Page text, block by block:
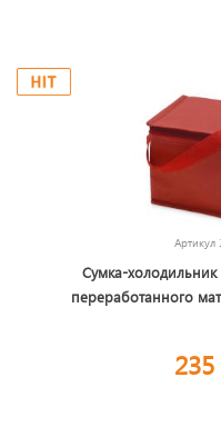
Артикул
Сумка-холодильник
переработанного